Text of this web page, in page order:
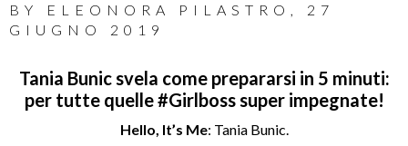
BY ELEONORA PILASTRO , 27
GIUGNO 2019
Tania Bunic svela come prepararsi in 5 minuti:
per tutte quelle #Girlboss super impegnate!
Hello, It’s Me: Tania Bunic.